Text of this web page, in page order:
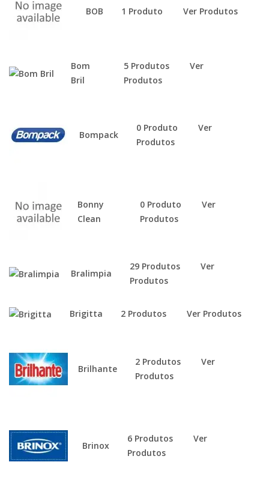
BOB 1 Produto Ver Produtos
Bom
Bril
5 Produtos
Ver
Produtos
Bompack
0 Produto
Ver
Produtos
Bonny
Clean
0 Produto
Ver
Produtos
Bralimpia
29 Produtos
Ver
Produtos
Brigitta 2 Produtos Ver Produtos
Brilhante
2 Produtos
Ver
Produtos
Brinox
6 Produtos
Ver
Produtos